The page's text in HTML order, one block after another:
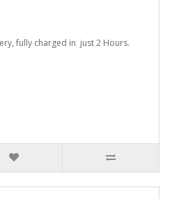
fully charged in just 2 Hours.